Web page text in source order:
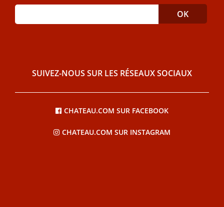
SUIVEZ-NOUS SUR LES RÉSEAUX SOCIAUX
CHATEAU.COM SUR FACEBOOK
CHATEAU.COM SUR INSTAGRAM